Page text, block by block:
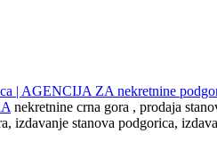
| AGENCIJA ZA nekretnine
nekretnine crna gora , prodaja
stanova podgorica,